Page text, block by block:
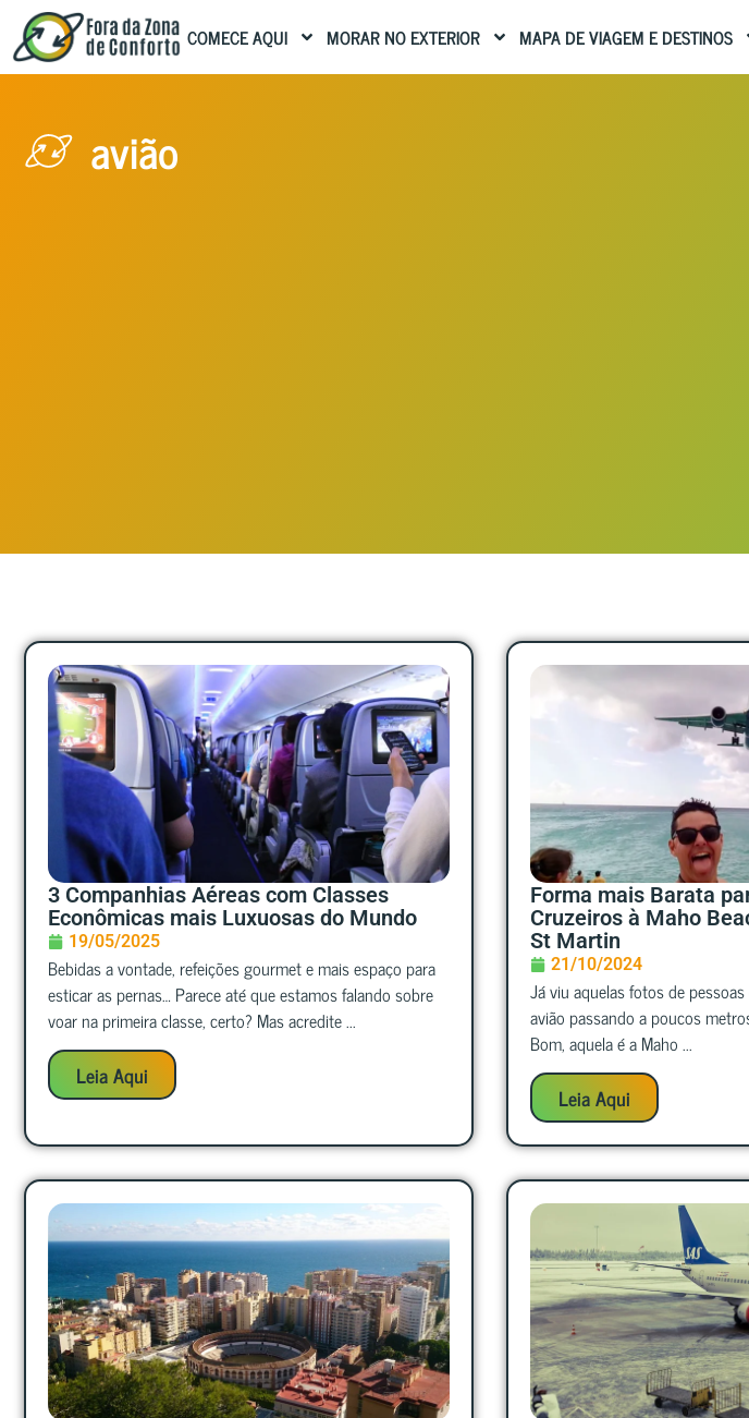
COMECE AQUI MORAR NO EXTERIOR MAPA DE VIAGEM E DESTINOS
avião
3 Companhias Aéreas com Classes
Econômicas mais Luxuosas do Mundo
19/05/2025
Bebidas a vontade, refeições gourmet e mais espaço para
esticar as pernas… Parece até que estamos falando sobre
voar na primeira classe, certo? Mas acredite ...
Leia Aqui
Forma mais Barata
Cruzeiros à Maho
St Martin
21/10/2024
Já viu aquelas fotos de
avião passando a poucos
Bom, aquela é a Maho ...
Leia Aqui